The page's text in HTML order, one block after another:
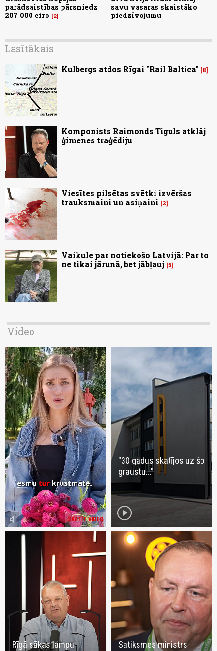
parādsaistības pārsniedz
207 000 eiro
2
savu vasaras skaistāko
piedzīvojumu
Lasītākais
Kulbergs atdos Rīgai "Rail Baltica" 8
Komponists Raimonds Tiguls atklāj
ģimenes traģēdiju
Viesītes pilsētas svētki izvēršas
trauksmaini un asiņaini
2
Vaikule par notiekošo Latvijā: Par to
ne tikai jārunā, bet jābļauj 5
Video
SKATĪT VIDEO
volume_mute
"30 gadus skatījos uz šo
graustu..."
play_circle
Rīgā sākas lampu
Satiksmes ministrs